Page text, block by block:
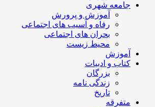
تهران
جامعه شهری
آموزش و پرورش
رفاه و آسیب های اجتماعی
بحران های اجتماعی
محیط زیست
آموزش
کتاب و ادبیات
بزرگان
زندگی نامه
تاریخ
متفرقه